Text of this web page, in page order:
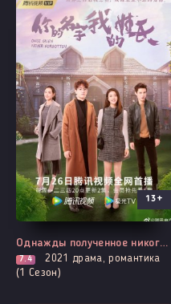
Все серии
13+
Однажды полученное никогда не забыть
7.4 2021 драма, романтика
(1 Сезон)